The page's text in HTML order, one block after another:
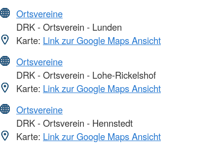
Ortsvereine
DRK - Ortsverein - Lunden
Karte: Link zur Google Maps Ansicht
Ortsvereine
DRK - Ortsverein - Lohe-Rickelshof
Karte: Link zur Google Maps Ansicht
Ortsvereine
DRK - Ortsverein - Hennstedt
Karte: Link zur Google Maps Ansicht